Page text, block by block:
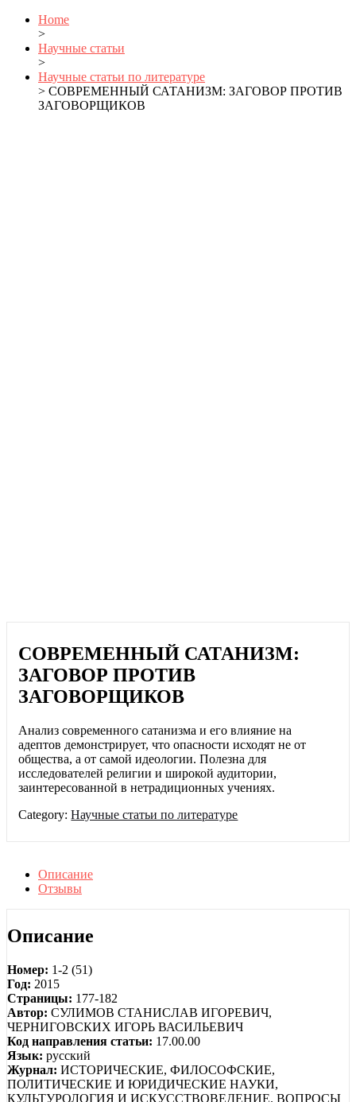
Home
>
Научные статьи
>
Научные статьи по литературе
> СОВРЕМЕННЫЙ САТАНИЗМ: ЗАГОВОР ПРОТИВ
ЗАГОВОРЩИКОВ
СОВРЕМЕННЫЙ САТАНИЗМ:
ЗАГОВОР ПРОТИВ
ЗАГОВОРЩИКОВ
Анализ современного сатанизма и его влияние на
адептов демонстрирует, что опасности исходят не от
общества, а от самой идеологии. Полезна для
исследователей религии и широкой аудитории,
заинтересованной в нетрадиционных учениях.
Category:Научные статьи по литературе
Описание
Отзывы
Описание
Номер: 1-2 (51)
Год: 2015
Страницы: 177-182
Автор: СУЛИМОВ СТАНИСЛАВ ИГОРЕВИЧ,
ЧЕРНИГОВСКИХ ИГОРЬ ВАСИЛЬЕВИЧ
Код направления статьи: 17.00.00
Язык: русский
Журнал: ИСТОРИЧЕСКИЕ, ФИЛОСОФСКИЕ,
ПОЛИТИЧЕСКИЕ И ЮРИДИЧЕСКИЕ НАУКИ,
КУЛЬТУРОЛОГИЯ И ИСКУССТВОВЕДЕНИЕ. ВОПРОСЫ